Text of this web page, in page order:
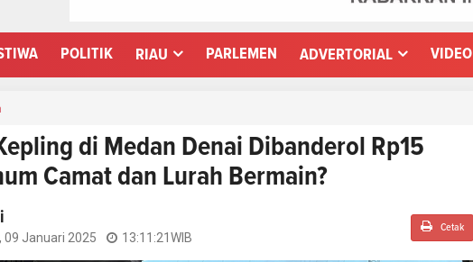
POLITIK RIAU PARLEMEN ADVERTORIAL VIDEO
di Medan Denai Dibanderol Rp15
Camat dan Lurah Bermain?
09 Januari 2025 13:11:21WIB
Cetak